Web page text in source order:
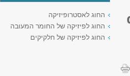
החוג לאסטרופיזיקה
החוג לפיזיקה של החומר המעובה
החוג לפיזיקה של חלקיקים